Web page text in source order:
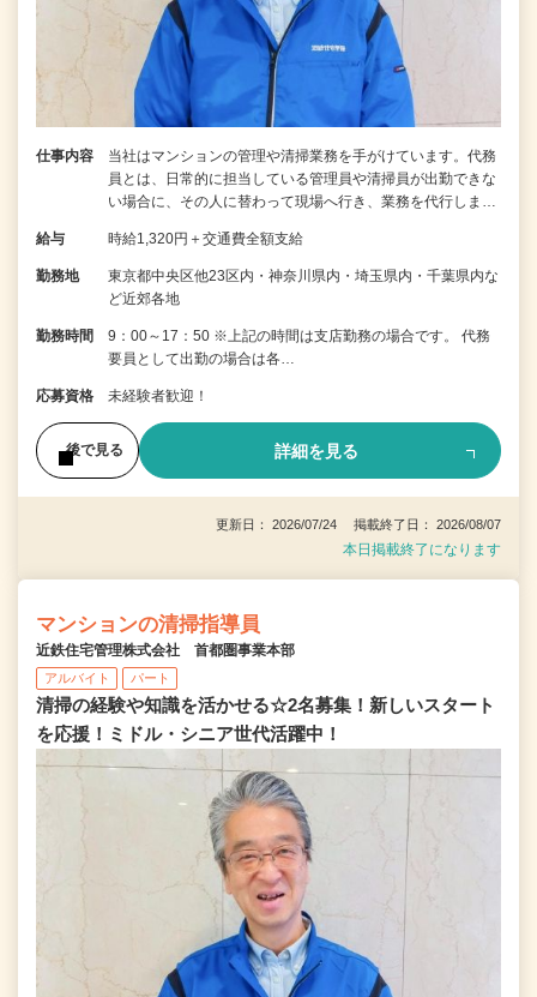
仕事内容
当社はマンションの管理や清掃業務を手がけています。代務
員とは、日常的に担当している管理員や清掃員が出勤できな
い場合に、その人に替わって現場へ行き、業務を代行しま…
給与 時給1,320円＋交通費全額支給
勤務地
東京都中央区他23区内・神奈川県内・埼玉県内・千葉県内な
ど近郊各地
勤務時間
9：00～17：50 ※上記の時間は支店勤務の場合です。 代務
要員として出勤の場合は各…
応募資格 未経験者歓迎！
後で見る 詳細を見る
更新日： 2026/07/24 掲載終了日： 2026/08/07
本日掲載終了になります
マンションの清掃指導員
近鉄住宅管理株式会社 首都圏事業本部
アルバイト パート
清掃の経験や知識を活かせる☆2名募集！新しいスタート
を応援！ミドル・シニア世代活躍中！